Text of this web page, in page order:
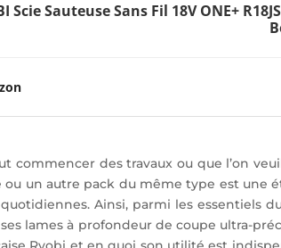
Scie Sauteuse Sans Fil 18V ONE+
commencer des travaux ou que l’on
ou un autre pack du même type est une
Ainsi, parmi les essentiels
lames à profondeur de coupe ultra-